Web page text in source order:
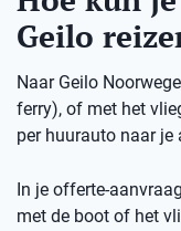
Geilo
Naar Geilo
ferry), of met het
per huurauto naar je
In je offerte-
met de boot of het